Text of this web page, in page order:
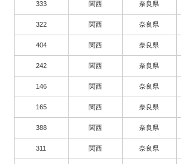
333 関西 奈良県
322 関西 奈良県
404 関西 奈良県
242 関西 奈良県
146 関西 奈良県
165 関西 奈良県
388 関西 奈良県
311 関西 奈良県